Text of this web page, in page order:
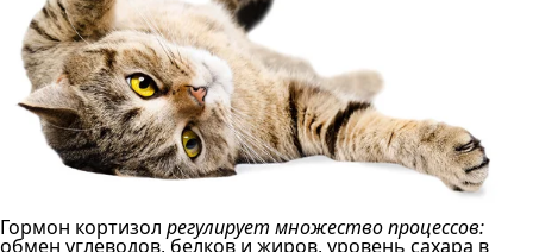
Гормон кортизол регулирует множество процессов:
обмен углеводов, белков и жиров, уровень сахара в